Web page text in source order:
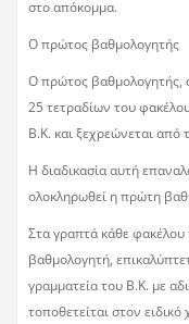
στο απόκομμα.
Ο πρώτος βαθμολογητής
Ο πρώτος βαθμολογητής,
25 τετραδίων του
Β.Κ. και ξεχρεώνεται από
Η διαδικασία αυτή
ολοκληρωθεί η πρώτη
Στα γραπτά κάθε
βαθμολογητή,
γραμματεία του Β.Κ. με
τοποθετείται στον